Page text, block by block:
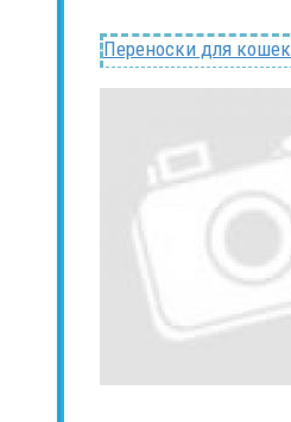
Переноски для кошек